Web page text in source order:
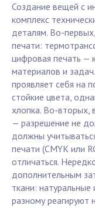
Создание вещей с
комплекс
деталям. Во-
печати:
цифровая печать —
материалов и
проявляет себя на
стойкие цвета,
хлопка. Во-вторых,
— разрешение не
должны
печати (CMYK или
отличаться.
дополнительным
ткани:
разному реагируют